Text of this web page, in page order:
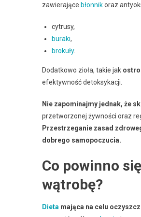
zawierające błonnikoraz
cytrusy,
buraki,
brokuły.
Dodatkowo zioła, takie jak
efektywność detoksykacji.
Nie zapominajmy jednak, że
przetworzonej żywności oraz
Przestrzeganie zasad
dobrego samopoczucia.
Co powinno
wątrobę?
Dieta mająca na celu